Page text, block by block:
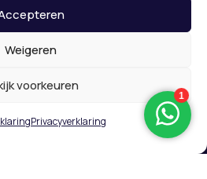
Weigeren
voorkeuren
Privacyverklaring
Fysiotherapeut in
Dunant